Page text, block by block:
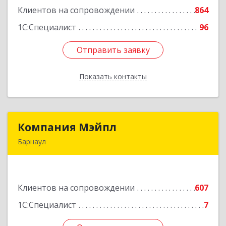
Клиентов на сопровождении
864
1С:Специалист
96
Отправить заявку
Показать контакты
Подробнее
Отправить заявку
Назад
Компания Мэйпл
Барнаул
Клиентов на сопровождении
607
1С:Специалист
7
Компания Мэйпл
Подробнее